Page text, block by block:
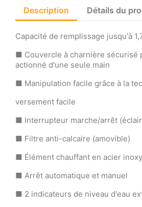
Description Détails du
Capacité de remplissage jusqu'à
■ Couvercle à charnière sécurisé
actionné d'une seule main
■ Manipulation facile grâce à la
versement facile
■ Interrupteur marche/arrêt
■ Filtre anti-calcaire (amovible)
■ Élément chauffant en acier
■ Arrêt automatique et manuel
■ 2 indicateurs de niveau d'eau